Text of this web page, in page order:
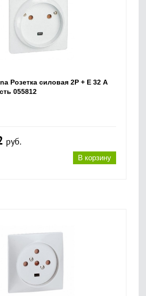
Розетка силовая 2P + E 32 А
055812
руб.
В корзину